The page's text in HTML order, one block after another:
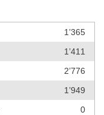
1’365
1’411
2’776
1’949
0